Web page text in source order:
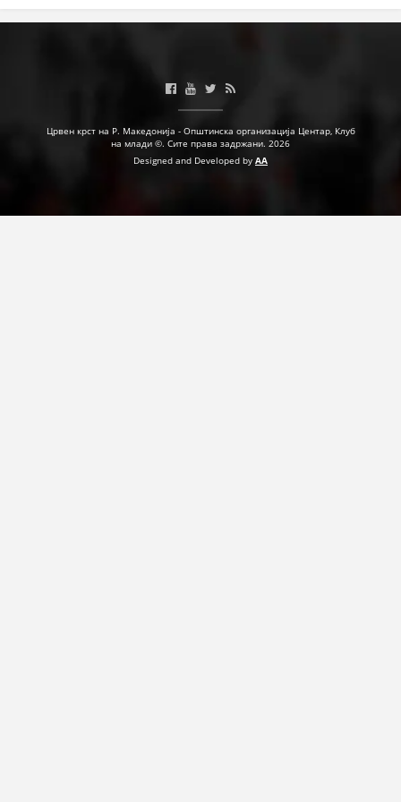
СТРАТЕГИИ
Црвен крст на Р. Македонија - Општинска организација Центар, Клуб
на млади ©. Сите права задржани. 2026
Designed and Developed by AA